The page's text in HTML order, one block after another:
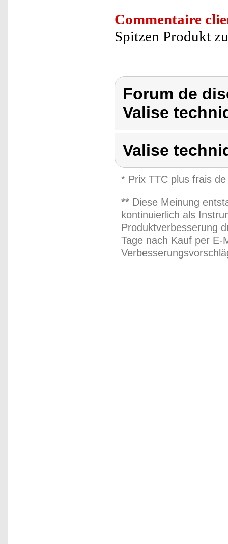
Commentaire
Spitzen Produkt
Forum de
Valise
Valise
* Prix TTC plus frais
** Diese Meinung
kontinuierlich als
Produktverbesserung
Tage nach Kauf per E-